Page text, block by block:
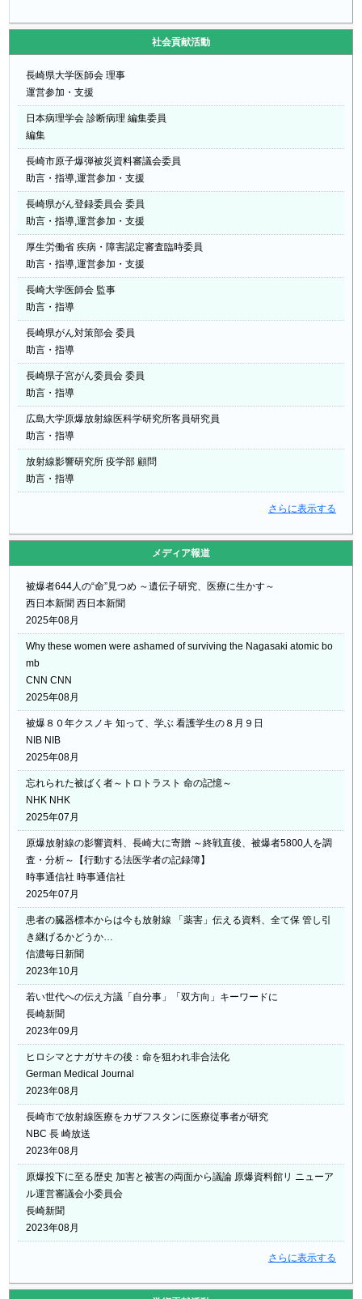
社会貢献活動
長崎県大学医師会 理事
運営参加・支援
日本病理学会 診断病理 編集委員
編集
長崎市原子爆弾被災資料審議会委員
助言・指導,運営参加・支援
長崎県がん登録委員会 委員
助言・指導,運営参加・支援
厚生労働省 疾病・障害認定審査臨時委員
助言・指導,運営参加・支援
長崎大学医師会 監事
助言・指導
長崎県がん対策部会 委員
助言・指導
長崎県子宮がん委員会 委員
助言・指導
広島大学原爆放射線医科学研究所客員研究員
助言・指導
放射線影響研究所 疫学部 顧問
助言・指導
さらに表示する
メディア報道
被爆者644人の“命”見つめ ～遺伝子研究、医療に生かす～
西日本新聞 西日本新聞
2025年08月
Why these women were ashamed of surviving the Nagasaki atomic bo
mb
CNN CNN
2025年08月
被爆８０年クスノキ 知って、学ぶ 看護学生の８月９日
NIB NIB
2025年08月
忘れられた被ばく者～トロトラスト 命の記憶～
NHK NHK
2025年07月
原爆放射線の影響資料、長崎大に寄贈 ～終戦直後、被爆者5800人を調
査・分析～【行動する法医学者の記録簿】
時事通信社 時事通信社
2025年07月
患者の臓器標本からは今も放射線 「薬害」伝える資料、全て保 管し引
き継げるかどうか…
信濃毎日新聞
2023年10月
若い世代への伝え方議「自分事」「双方向」キーワードに
長崎新聞
2023年09月
ヒロシマとナガサキの後：命を狙われ非合法化
German Medical Journal
2023年08月
長崎市で放射線医療をカザフスタンに医療従事者が研究
NBC 長 崎放送
2023年08月
原爆投下に至る歴史 加害と被害の両面から議論 原爆資料館リ ニューア
ル運営審議会小委員会
長崎新聞
2023年08月
さらに表示する